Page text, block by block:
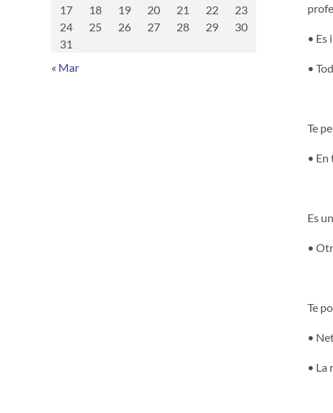
• Es
•
Te
•
Es
•
Te
•
• La
17
18 19 20 21 22
23
24
25 26 27 28 29
30
31
« Mar